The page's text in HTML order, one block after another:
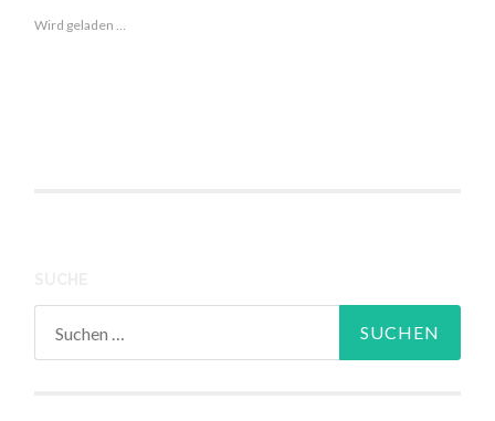
Wird geladen …